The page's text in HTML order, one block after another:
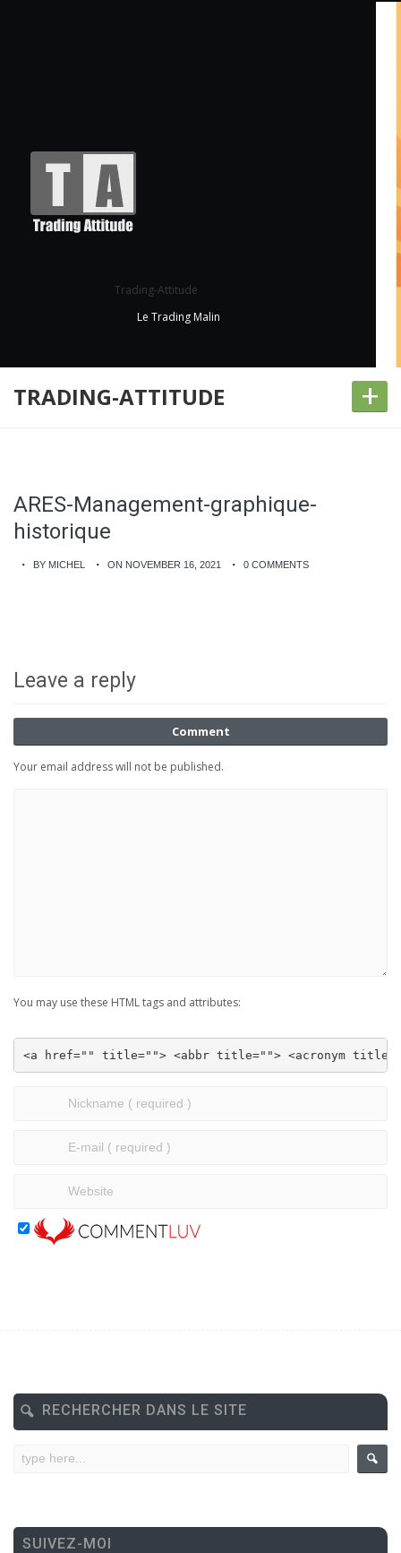
Trading-Attitude
Le Trading Malin
TRADING-ATTITUDE +
ARES-Management-graphique-
historique
BY MICHEL ON NOVEMBER 16, 2021 0 COMMENTS
Leave a reply
Comment
Your email address will not be published.
You may use these HTML tags and attributes:
<a href="" title=""> <abbr title=""> <acronym
RECHERCHER DANS LE SITE
SUIVEZ-MOI